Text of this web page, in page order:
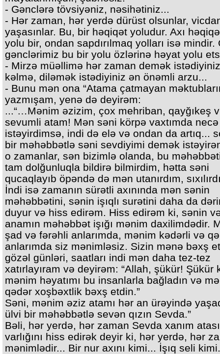
- Gənclərə tövsiyəniz, nəsihətiniz...
- Hər zaman, hər yerdə dürüst olsunlar,
yaşasınlar. Bu, bir həqiqət yoludur. Axı
yolu bir, ondan sapdırılmaq yolları isə mindir.
gənclərimiz bu bir yolu özlərinə həyat yolu
- Mirzə müəllimə hər zaman demək istədiyiniz
kəlmə, diləmək istədiyiniz ən önəmli arzu...
- Bunu mən ona “Atama çatmayan
yazmışam, yenə də deyirəm:
...“…Mənim əzizim, çox mehriban, qayğıkeş
sevumli atam! Mən səni körpə vaxtımda necə
istəyirdimsə, indi də elə və ondan da artıq...
bir məhəbbətlə səni sevdiyimi demək
o zamanlar, sən bizimlə olanda, bu
tam dolğunluqla bildirə bilmirdim, hətta səni
qucaqlayıb öpəndə də mən utanırdım,
İndi isə zamanın sürətli axınında mən sənin
məhəbbətini, sənin işıqlı surətini daha da
duyur və hiss edirəm. Hiss edirəm ki, sənin
anamın məhəbbət işığı mənim daxilimdədir.
şad və fərəhli anlarımda, mənim kədərli və
anlarımda siz mənimləsiz. Sizin mənə bəxş
gözəl günləri, saatları indi mən daha tez-tez
xatırlayıram və deyirəm: “Allah, şükür! Şükür
mənim həyatımı bu insanlarla bağladın və
qədər xoşbəxtlik bəxş etdin.”
Səni, mənim əziz atamı hər an ürəyində
ülvi bir məhəbbətlə sevən qızın Sevda.”
Bəli, hər yerdə, hər zaman Sevda xanım
varlığını hiss edirək deyir ki, hər yerdə, hər
mənimlədir... Bir nur axını kimi... İşıq seli